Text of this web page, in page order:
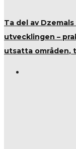
Ta del av
utvecklingen –
utsatta områden,